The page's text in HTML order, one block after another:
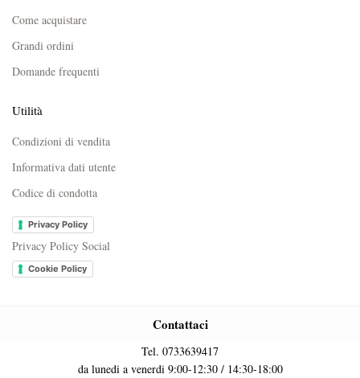
Come acquistare
Grandi ordini
Domande frequenti
Utilità
Condizioni di vendita
Informativa dati utente
Codice di condotta
Privacy Policy
Privacy Policy Social
Cookie Policy
Contattaci
Tel. 0733639417
da lunedi a venerdi 9:00-12:30 / 14:30-18:00